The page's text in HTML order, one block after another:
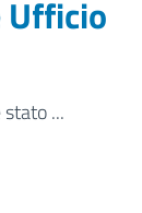
...